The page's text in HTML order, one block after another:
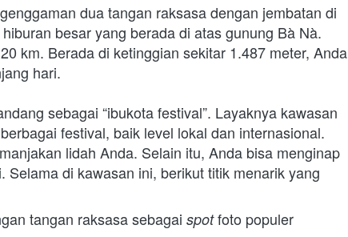
dua tangan raksasa dengan jembatan di
besar yang berada di atas gunung Bà Nà.
km. Berada di ketinggian sekitar 1.487 meter, Anda
hari.
sebagai “ibukota festival”. Layaknya kawasan
festival, baik level lokal dan internasional.
lidah Anda. Selain itu, Anda bisa menginap
di kawasan ini, berikut titik menarik yang
tangan raksasa sebagai spot foto populer